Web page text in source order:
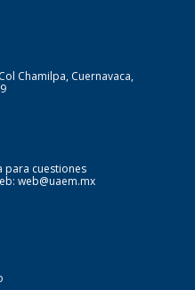
Chamilpa, Cuernavaca,
para cuestiones
web@uaem.mx